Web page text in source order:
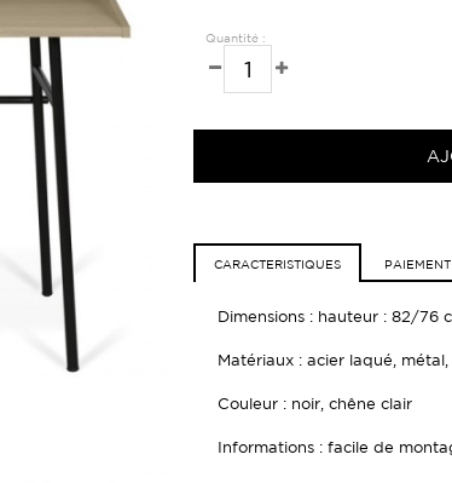
Quantité :
CARACTERISTIQUES
Dimensions : hauteur : 82/76
Matériaux : acier laqué,
Couleur : noir, chêne clair
Informations : facile de